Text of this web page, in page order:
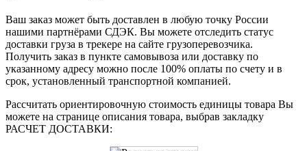
Ваш заказ может быть доставлен в любую точку России
нашими партнёрами СДЭК. Вы можете отследить статус
доставки груза в трекере на сайте грузоперевозчика.
Получить заказ в пункте самовывоза или доставку по
указанному адресу можно после 100% оплаты по счету и в
срок, установленный транспортной компанией.
Рассчитать ориентировочную стоимость единицы товара Вы
можете на странице описания товара, выбрав закладку
РАСЧЕТ ДОСТАВКИ: